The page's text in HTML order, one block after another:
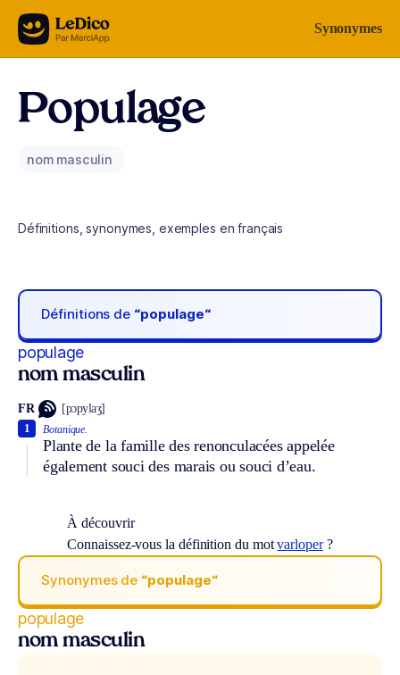
Aller au contenu Synonymes
Populage
nom masculin
Définitions, synonymes, exemples en français
Définitions de “populage“
populage
nom masculin
FR [pɔpylaʒ]
Botanique.
Plante de la famille des renonculacées appelée
également souci des marais ou souci d’eau.
1
À découvrir
Connaissez-vous la définition du motvarloper?
Synonymes de “populage“
populage
nom masculin